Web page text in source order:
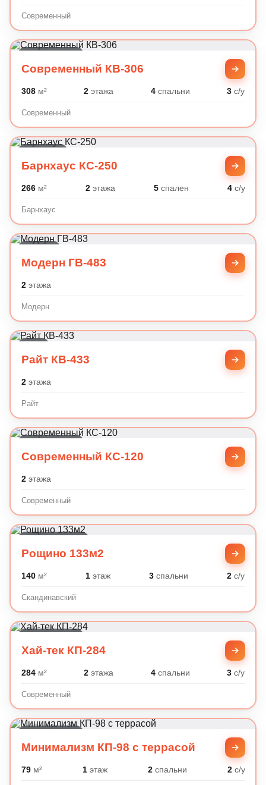
Современный
Современный КВ-306
308м² 2 этажа 4спальни 3 с/у
Современный
Барнхаус КС-250
266м² 2этажа 5спален 4с/у
Барнхаус
Модерн ГВ-483
2этажа
Модерн
Райт КВ-433
2этажа
Райт
Современный КС-120
2этажа
Современный
Рощино 133м2
140м² 1этаж 3 спальни 2 с/у
Скандинавский
Хай-тек КП-284
284м² 2 этажа 4спальни 3 с/у
Современный
Минимализм КП-98 с террасой
79м² 1этаж 2спальни 2с/у